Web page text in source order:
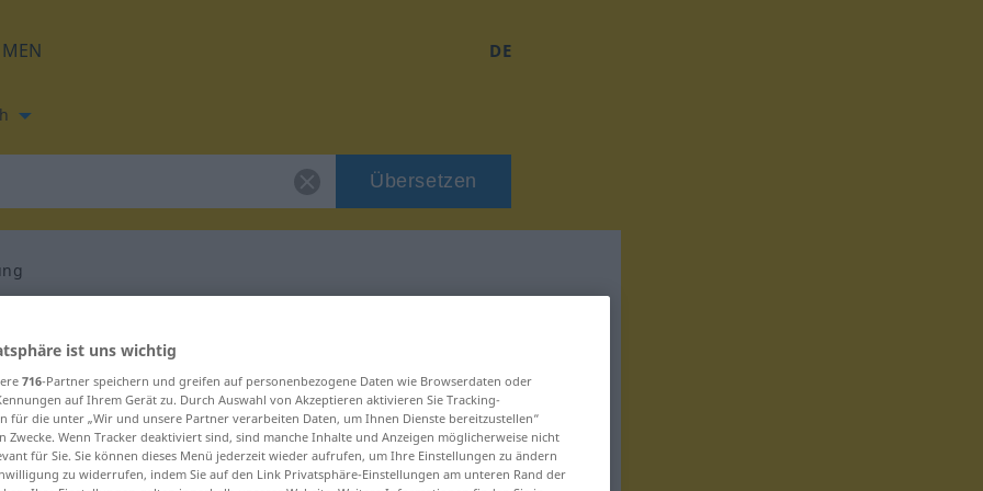
DE
Übersetzen
für "Auffassung"
ist uns wichtig
716-Partner speichern und greifen auf personenbezogene Daten wie Browserdaten oder
auf Ihrem Gerät zu. Durch Auswahl von Akzeptieren aktivieren Sie Tracking-
für die unter „Wir und unsere Partner verarbeiten Daten, um Ihnen Dienste bereitzustellen“
Zwecke. Wenn Tracker deaktiviert sind, sind manche Inhalte und Anzeigen möglicherweise nicht
für Sie. Sie können dieses Menü jederzeit wieder aufrufen, um Ihre Einstellungen zu ändern
zu widerrufen, indem Sie auf den Link Privatsphäre-Einstellungen am unteren Rand der